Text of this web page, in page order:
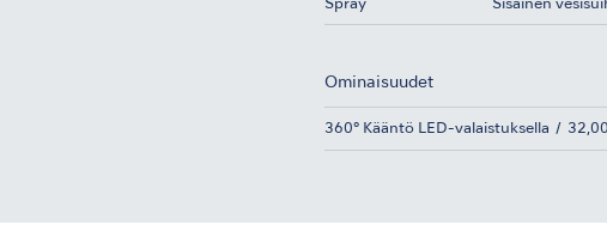
Spray Sisäinen
Ominaisuudet
360° Kääntö LED-valaistuksella